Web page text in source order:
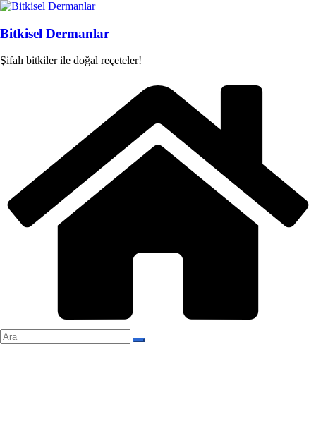
Skip
content
Bitkisel Dermanlar
Şifalı bitkiler ile doğal reçeteler!